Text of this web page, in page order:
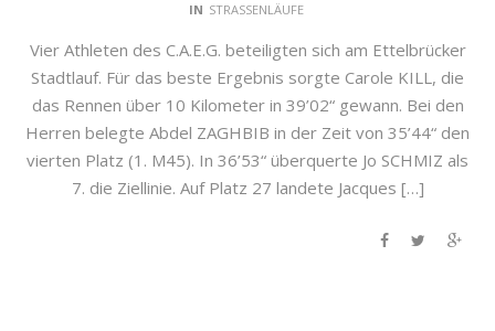
IN STRASSENLÄUFE
Vier Athleten des C.A.E.G. beteiligten sich am Ettelbrücker
Stadtlauf. Für das beste Ergebnis sorgte Carole KILL, die
das Rennen über 10 Kilometer in 39’02“ gewann. Bei den
Herren belegte Abdel ZAGHBIB in der Zeit von 35’44“ den
vierten Platz (1. M45). In 36’53“ überquerte Jo SCHMIZ als
7. die Ziellinie. Auf Platz 27 landete Jacques […]